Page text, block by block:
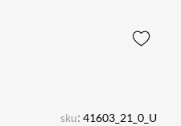
sku: 41603_21_0_U